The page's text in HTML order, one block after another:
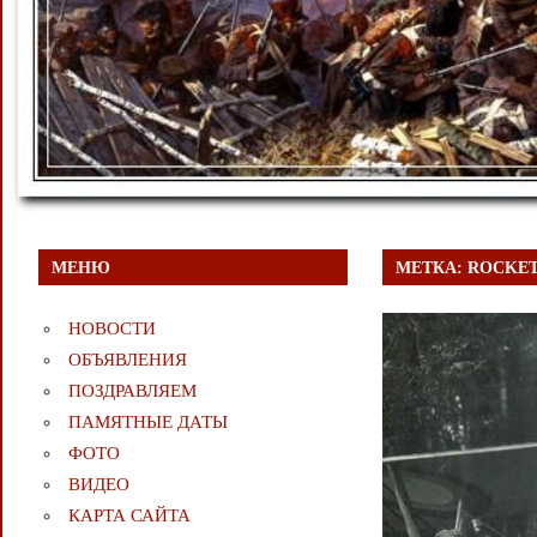
МЕТКА:
МЕНЮ
НОВОСТИ
ОБЪЯВЛЕНИЯ
ПОЗДРАВЛЯЕМ
ПАМЯТНЫЕ ДАТЫ
ФОТО
ВИДЕО
КАРТА САЙТА